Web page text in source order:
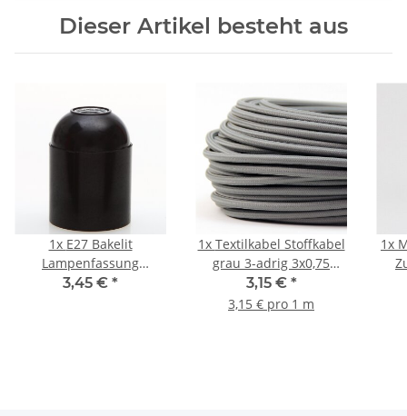
Dieser Artikel besteht aus
1x E27 Bakelit
Lampenfassung
Glattmantel schwarz
3,45 € *
1x Textilkabel Stoffkabel
grau 3-adrig 3x0,75
Gummischlauchleitung
3G 0,75 H03VV-F
3,15 € *
3,15 € pro 1 m
1x